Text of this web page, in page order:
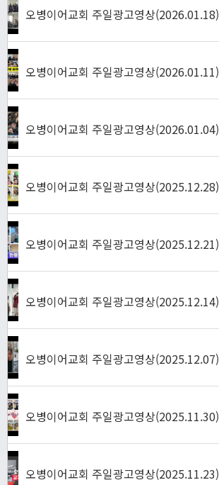
오병이어교회 주일광고영상(2026.01.18)
오병이어교회 주일광고영상(2026.01.11)
오병이어교회 주일광고영상(2026.01.04)
오병이어교회 주일광고영상(2025.12.28)
오병이어교회 주일광고영상(2025.12.21)
오병이어교회 주일광고영상(2025.12.14)
오병이어교회 주일광고영상(2025.12.07)
오병이어교회 주일광고영상(2025.11.30)
오병이어교회 주일광고영상(2025.11.23)